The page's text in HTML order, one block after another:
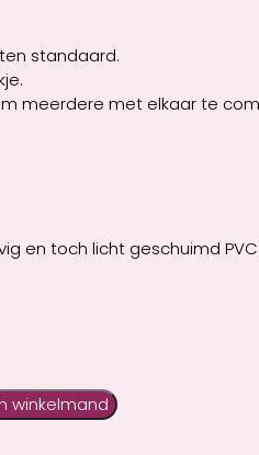
standaard.
meerdere met elkaar te
en toch licht geschuimd
winkelmand